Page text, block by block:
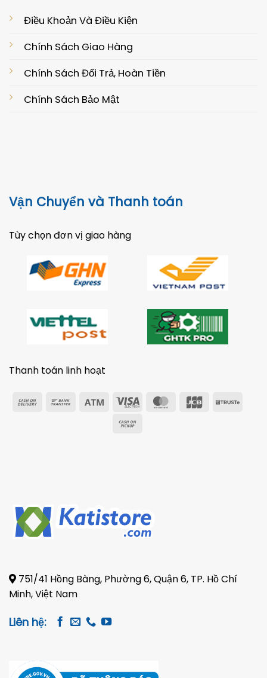
Điều Khoản Và Điều Kiện
Chính Sách Giao Hàng
Chính Sách Đổi Trả, Hoàn Tiền
Chính Sách Bảo Mật
Vận Chuyển và Thanh toán
Tùy chọn đơn vị giao hàng
Thanh toán linh hoạt
Cash
Bank
Atm
Visa
MasterCard
JCB
751/41 Hồng Bàng, Phường 6, Quận 6, TP. Hồ Chí
Minh, Việt Nam
Liên hệ: